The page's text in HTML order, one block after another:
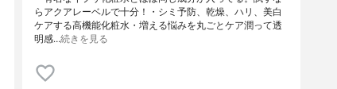
らアクアレーベルで十分！・シミ予防、乾燥、ハリ、美白
ケアする高機能化粧水・増える悩みを丸ごとケア潤って透
明感…続きを見る